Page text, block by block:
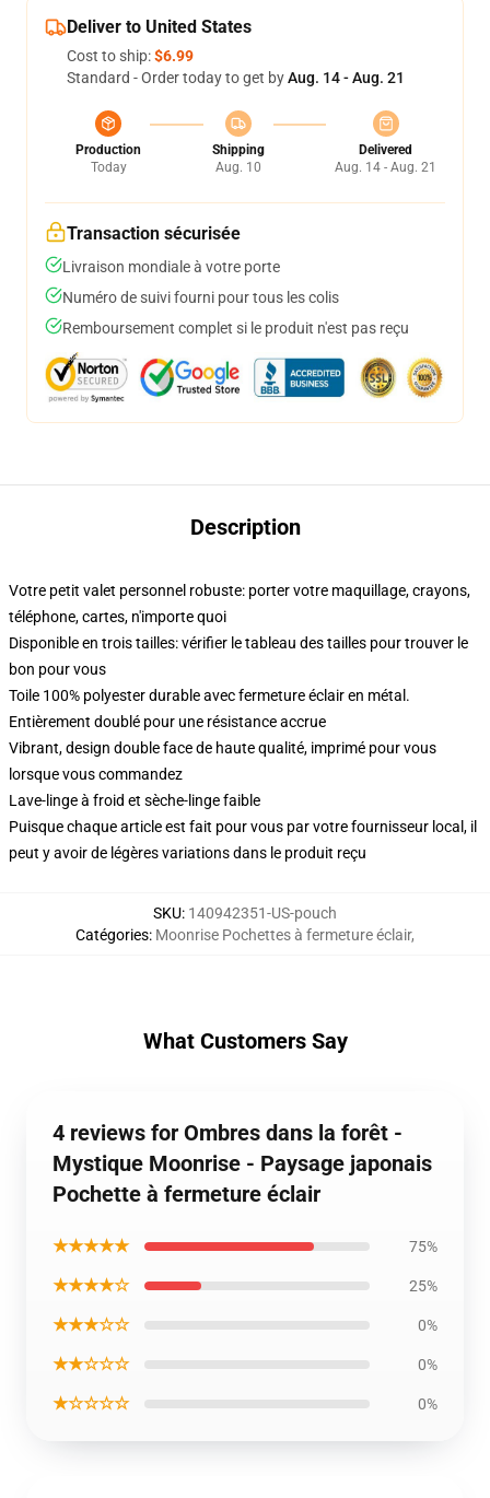
Deliver to United States
Cost to ship:$6.99
Standard - Order today to get byAug. 14 - Aug. 21
Production
Today
Shipping
Aug. 10
Delivered
Aug. 14 - Aug. 21
Transaction sécurisée
Livraison mondiale à votre porte
Numéro de suivi fourni pour tous les colis
Remboursement complet si le produit n'est pas reçu
Description
Votre petit valet personnel robuste: porter votre maquillage, crayons,
téléphone, cartes, n'importe quoi
Disponible en trois tailles: vérifier le tableau des tailles pour trouver le
bon pour vous
Toile 100% polyester durable avec fermeture éclair en métal.
Entièrement doublé pour une résistance accrue
Vibrant, design double face de haute qualité, imprimé pour vous
lorsque vous commandez
Lave-linge à froid et sèche-linge faible
Puisque chaque article est fait pour vous par votre fournisseur local, il
peut y avoir de légères variations dans le produit reçu
SKU: 140942351-US-pouch
Catégories: Moonrise Pochettes à fermeture éclair,
What Customers Say
4 reviews for Ombres dans la forêt -
Mystique Moonrise - Paysage japonais
Pochette à fermeture éclair
★★★★★ 75%
★★★★☆ 25%
★★★☆☆ 0%
★★☆☆☆ 0%
★☆☆☆☆ 0%